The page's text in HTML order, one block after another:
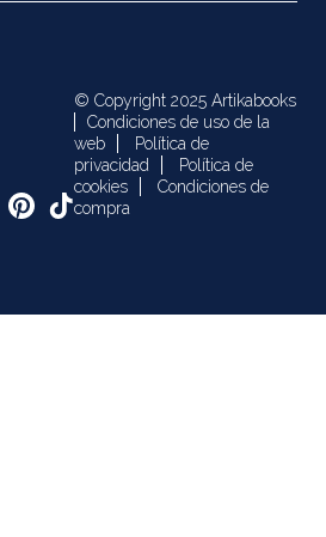
© Copyright 2025 Artikabooks
Condiciones de uso de la
web
Política de
privacidad
Política de
cookies
Condiciones de
compra